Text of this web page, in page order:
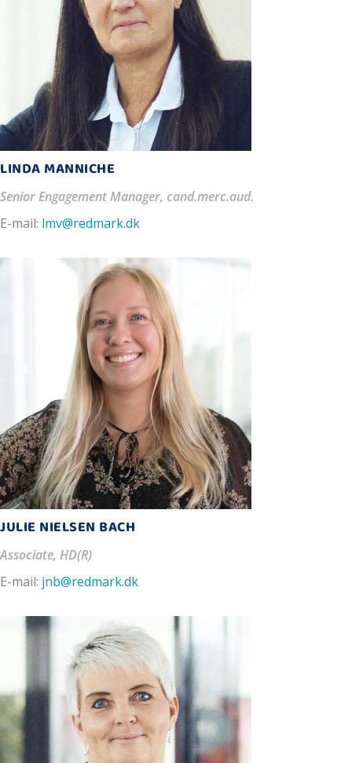
LINDA MANNICHE
Senior Engagement Manager, cand.merc.aud.
E-mail: lmv@redmark.dk
JULIE NIELSEN BACH
Associate, HD(R)
E-mail: jnb@redmark.dk